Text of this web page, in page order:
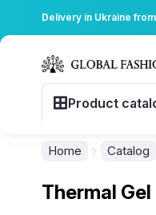
Delivery in Ukraine
Product
Home Catalog
Thermal Gel